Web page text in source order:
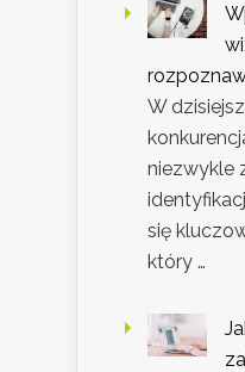
W
niezwykle
się
który …